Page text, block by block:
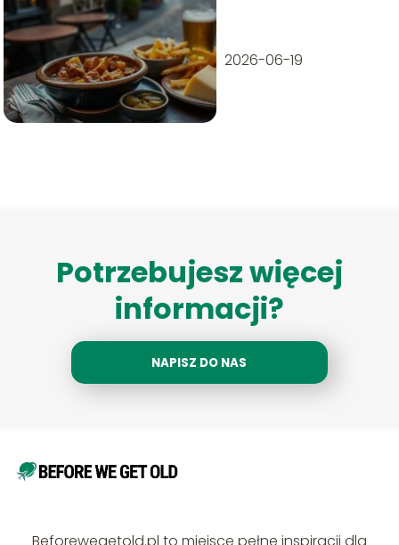
2026-06-19
Potrzebujesz więcej
informacji?
NAPISZ DO NAS
Beforewegetold.pl to miejsce pełne inspiracji dla